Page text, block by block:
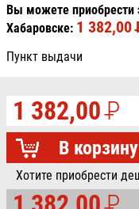
Вы можете приобрести
Хабаровске: 1 382,00
Пункт выдачи
1 382,00P
УБ.
В корзину
Хотите приобрести